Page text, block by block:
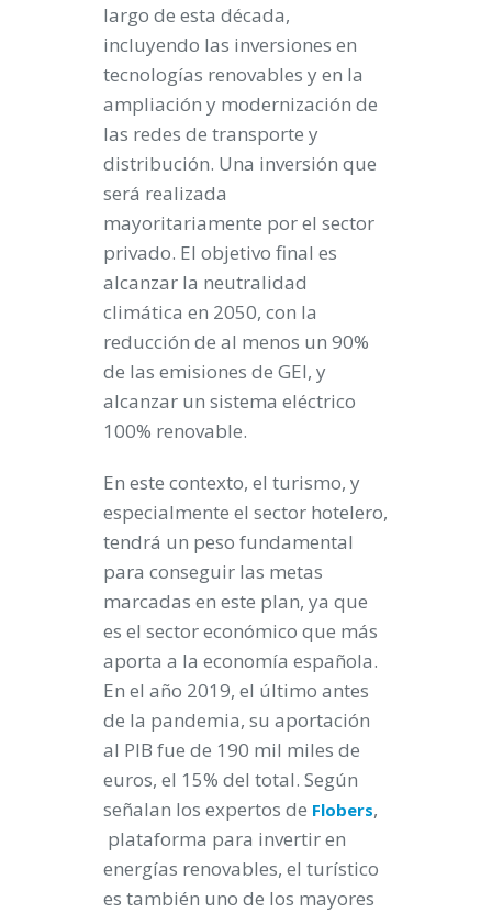
largo de esta década,
incluyendo las inversiones en
tecnologías renovables y en la
ampliación y modernización de
las redes de transporte y
distribución. Una inversión que
será realizada
mayoritariamente por el sector
privado. El objetivo final es
alcanzar la neutralidad
climática en 2050, con la
reducción de al menos un 90%
de las emisiones de GEI, y
alcanzar un sistema eléctrico
100% renovable.
En este contexto, el turismo, y
especialmente el sector hotelero,
tendrá un peso fundamental
para conseguir las metas
marcadas en este plan, ya que
es el sector económico que más
aporta a la economía española.
En el año 2019, el último antes
de la pandemia, su aportación
al PIB fue de 190 mil miles de
euros, el 15% del total. Según
señalan los expertos de Flobers,
plataforma para invertir en
energías renovables, el turístico
es también uno de los mayores